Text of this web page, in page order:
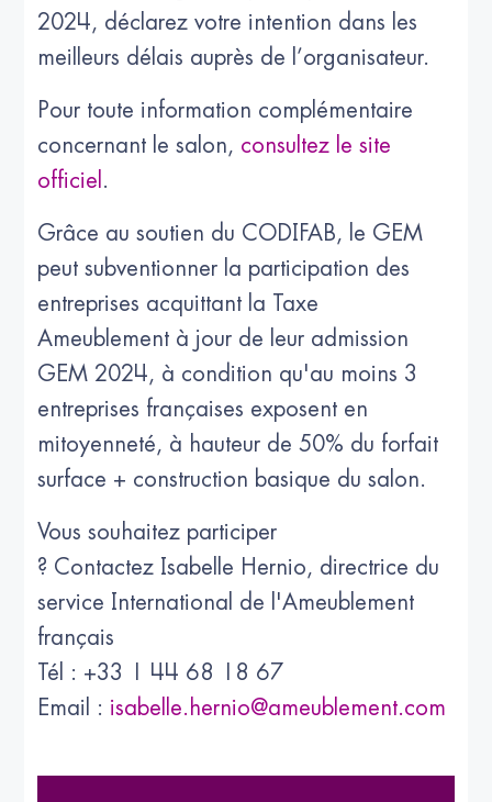
2024, déclarez votre intention dans les
meilleurs délais auprès de l’organisateur.
Pour toute information complémentaire
concernant le salon, consultez le site
officiel .
Grâce au soutien du CODIFAB, le GEM
peut subventionner la participation des
entreprises acquittant la Taxe
Ameublement à jour de leur admission
GEM 2024, à condition qu'au moins 3
entreprises françaises exposent en
mitoyenneté, à hauteur de 50% du forfait
surface + construction basique du salon.
Vous souhaitez participer
? Contactez Isabelle Hernio, directrice du
service International de l'Ameublement
français
Tél : +33 1 44 68 18 67
Email : isabelle.hernio@ameublement.com